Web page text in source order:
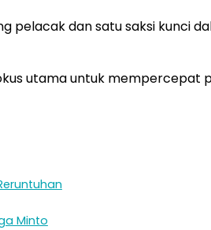
pelacak dan satu saksi kunci
utama untuk mempercepat
Minto